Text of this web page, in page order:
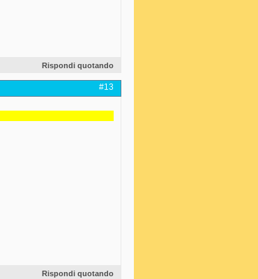
Rispondi quotando
#13
Rispondi quotando